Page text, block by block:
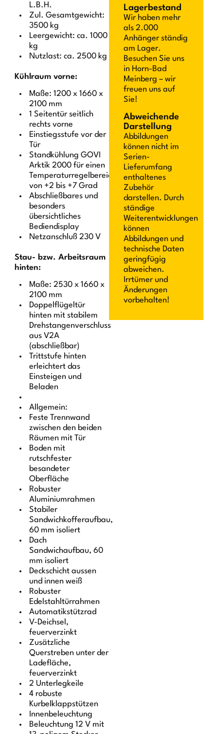
L.B.H.
Zul. Gesamtgewicht:
3500 kg
Leergewicht: ca. 1000
kg
Nutzlast: ca. 2500 kg
Kühlraum vorne:
Maße: 1200 x 1660 x
2100 mm
1 Seitentür seitlich
rechts vorne
Einstiegsstufe vor der
Tür
Standkühlung GOVI
Arktik 2000 für einen
Temperaturregelbereich
von +2 bis +7 Grad
Abschließbares und
besonders
übersichtliches
Bediendisplay
Netzanschluß 230 V
Stau- bzw. Arbeitsraum
hinten:
Maße: 2530 x 1660 x
2100 mm
Doppelflügeltür
hinten mit stabilem
Drehstangenverschluss
aus V2A
(abschließbar)
Trittstufe hinten
erleichtert das
Einsteigen und
Beladen
Allgemein:
Feste Trennwand
zwischen den beiden
Räumen mit Tür
Boden mit
rutschfester
besandeter
Oberfläche
Robuster
Aluminiumrahmen
Stabiler
Sandwichkofferaufbau,
60 mm isoliert
Dach
Sandwichaufbau, 60
mm isoliert
Deckschicht aussen
und innen weiß
Robuster
Edelstahltürrahmen
Automatikstützrad
V-Deichsel,
feuerverzinkt
Zusätzliche
Querstreben unter der
Ladefläche,
feuerverzinkt
2 Unterlegkeile
4 robuste
Kurbelklappstützen
Innenbeleuchtung
Beleuchtung 12 V mit
Lagerbestand
Wir haben mehr
als 2.000
Anhänger ständig
am Lager.
Besuchen Sie uns
in Horn-Bad
Meinberg – wir
freuen uns auf
Sie!
Abweichende
Darstellung
Abbildungen
können nicht im
Serien-
Lieferumfang
enthaltenes
Zubehör
darstellen. Durch
ständige
Weiterentwicklungen
können
Abbildungen und
technische Daten
geringfügig
abweichen.
Irrtümer und
Änderungen
vorbehalten!